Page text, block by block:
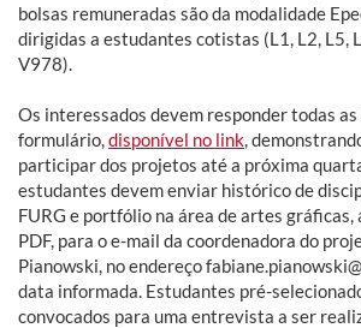
bolsas remuneradas são da modalidade
dirigidas a estudantes cotistas (L1, L2, L5,
V978).
Os interessados devem responder todas
formulário, disponível no link ,
participar dos projetos até a próxima
estudantes devem enviar histórico de
FURG e portfólio na área de artes gráficas,
PDF, para o e-mail da coordenadora do
Pianowski, no endereço
data informada. Estudantes pré-
convocados para uma entrevista a ser